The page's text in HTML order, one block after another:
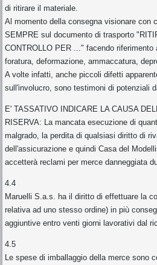
di ritirare il materiale.
Al momento della consegna visionare con
SEMPRE sul documento di trasporto
CONTROLLO PER ..." facendo
foratura, deformazione, ammaccatura,
A volte infatti, anche piccoli difetti
sull'involucro, sono testimoni di potenziali
E' TASSATIVO INDICARE LA CAUSA
RISERVA: La mancata esecuzione di
malgrado, la perdita di qualsiasi diritto di
dell'assicurazione e quindi Casa del
accetterà reclami per merce danneggiata
4.4
Maruelli S.a.s. ha il diritto di effettuare la
relativa ad uno stesso ordine) in più
aggiuntive entro venti giorni lavorativi dal
4.5
Le spese di imballaggio della merce sono